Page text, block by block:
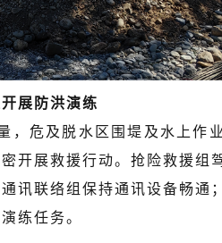
展防洪演练
危及脱水区围堤及水上作
开展救援行动。抢险救援组
讯联络组保持通讯设备畅通
练任务。